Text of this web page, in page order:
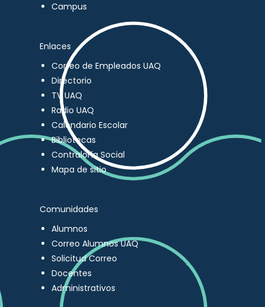
Campus
Enlaces
Correo de Empleados UAQ
Directorio
TV UAQ
Radio UAQ
Calendario Escolar
Bibliotecas
Contraloría Social
Mapa de sitio
Comunidades
Alumnos
Correo Alumnos UAQ
Solicitud Correo
Docentes
Administrativos